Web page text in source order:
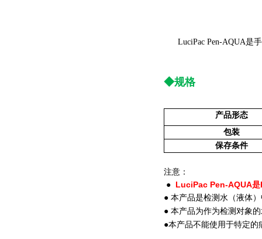
LuciPac Pen-AQUA是
◆规格
产品形态
包装
保存条件
注意：
● LuciPac Pen-AQUA
● 本产品是检测水（液体
● 本产品为作为检测对象
●本产品不能使用于特定的